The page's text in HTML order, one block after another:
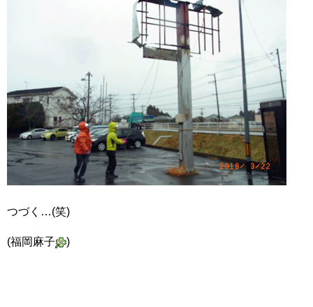
つづく…(笑)
(福岡麻子 )